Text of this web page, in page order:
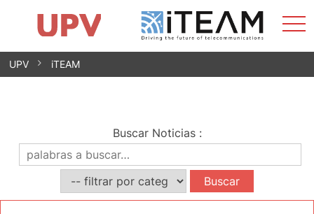
Saltar
Impacto
Grupos de investigación
Instalaciones
Spin-offs
Contacto
Prácticas
Noticias
Unidad de Igualdad
UPV iTEAM
Buscar Noticias: